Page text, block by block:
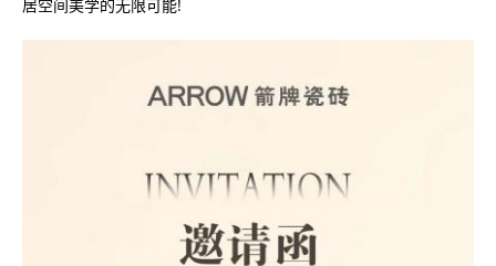
居空间美学的无限可能!